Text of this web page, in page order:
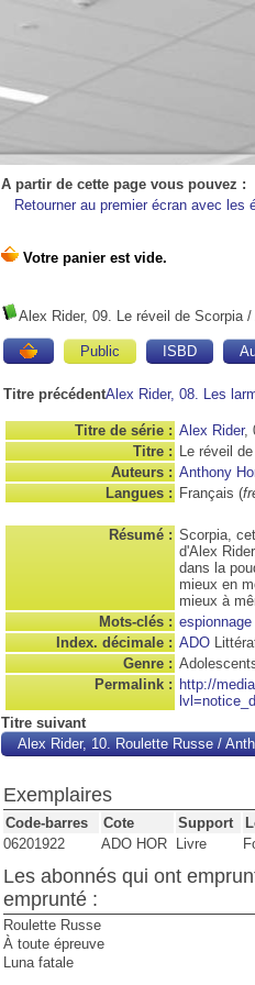
A partir de cette page vous pouvez :
Retourner au premier écran avec les
Alex Rider, 09. Le réveil de Scorpia/
Public ISBD
Titre précédentAlex Rider, 08. Les
Titre de série : Alex Rider,
Titre : Le réveil
Auteurs : Anthony
Langues : Français (
Résumé : Scorpia,
d'Alex
dans la
mieux en
mieux à
Mots-clés : espionnage
Index. décimale : ADO
Genre :
Permalink : http://
Titre suivant
Alex Rider, 10. Roulette Russe/
Exemplaires
Code-barres Cote Support
06201922
ADO HOR Livre
Les abonnés qui ont
emprunté :
Roulette Russe
À toute épreuve
Luna fatale